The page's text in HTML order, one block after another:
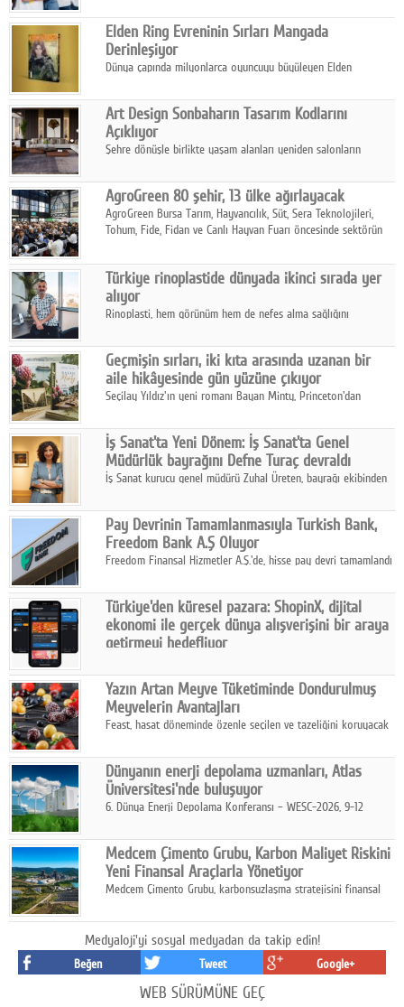
Elden Ring Evreninin Sırları Mangada
Derinleşiyor
Dünya çapında milyonlarca oyuncuyu büyüleyen Elden
aksiyonu ve karanlık fantastik atmosferi bir araya getirmeyi
sürdürüyor.
Art Design Sonbaharın Tasarım Kodlarını
Açıklıyor
Şehre dönüşle birlikte yaşam alanları yeniden salonların
sonbaharın tasarım kodlarını açıklıyor.
AgroGreen 80 şehir, 13 ülke ağırlayacak
AgroGreen Bursa Tarım, Hayvancılık, Süt, Sera Teknolojileri,
Tohum, Fide, Fidan ve Canlı Hayvan Fuarı öncesinde sektörün
Türkiye rinoplastide dünyada ikinci sırada yer
alıyor
Rinoplasti, hem görünüm hem de nefes alma sağlığını
biri konumunda.
Geçmişin sırları, iki kıta arasında uzanan bir
aile hikâyesinde gün yüzüne çıkıyor
Seçilay Yıldız'ın yeni romanı Bayan Minty, Princeton'dan
katmanlı bir aile hikâyesi anlatıyor.
İş Sanat'ta Yeni Dönem: İş Sanat'ta Genel
Müdürlük bayrağını Defne Turaç devraldı
İş Sanat kurucu genel müdürü Zuhal Üreten, bayrağı ekibinden
Pay Devrinin Tamamlanmasıyla Turkish Bank,
Freedom Bank A.Ş Oluyor
Freedom Finansal Hizmetler A.Ş.'de, hisse pay devri tamamlandı
Turkish Bank'ın ticaret unvanının “Freedom Bank A.Ş.” olmasına
karar verildi.
Türkiye'den küresel pazara: ShopinX, dijital
ekonomi ile gerçek dünya alışverişini bir araya
getirmeyi hedefliyor
ekonomi ile gerçek dünya alışveriş deneyimi arasında köprü
kurmayı hedefleyen vizyonuyla uluslararası pazarlara açılıyor.
Yazın Artan Meyve Tüketiminde Dondurulmuş
Meyvelerin Avantajları
Feast, hasat döneminde özenle seçilen ve tazeliğini koruyacak
pratik, güvenilir ve lezzetli bir alternatif sunuyor.
Dünyanın enerji depolama uzmanları, Atlas
Üniversitesi'nde buluşuyor
6. Dünya Enerji Depolama Konferansı – WESC-2026, 9-12
sahipliğinde gerçekleştirilecek.
Medcem Çimento Grubu, Karbon Maliyet Riskini
Yeni Finansal Araçlarla Yönetiyor
Medcem Çimento Grubu, karbonsuzlaşma stratejisini finansal
Medyaloji'yi sosyal medyadan da takip edin!
Beğen Tweet Google+
WEB SÜRÜMÜNE GEÇ